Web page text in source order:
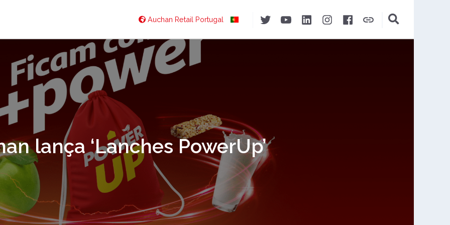
Auchan Retail Portugal TwitterYouTubeLinkedInInstagramFacebookAuchan&eu
lança ‘Lanches PowerUp’